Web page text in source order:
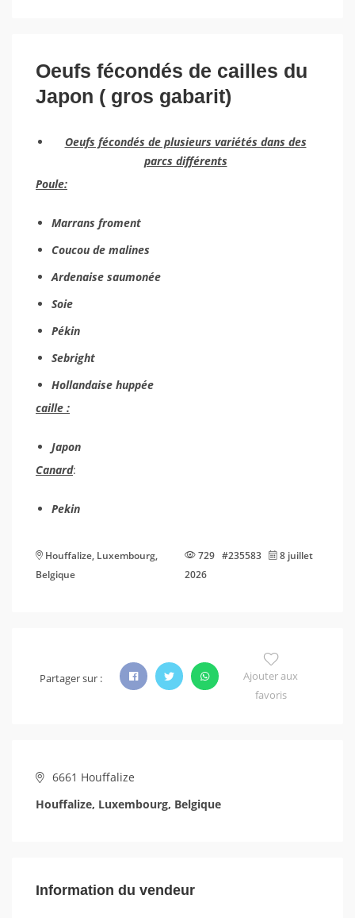
Oeufs fécondés de cailles du
Japon ( gros gabarit)
Oeufs fécondés de plusieurs variétés dans des
parcs différents
Poule:
Marrans froment
Coucou de malines
Ardenaise saumonée
Soie
Pékin
Sebright
Hollandaise huppée
caille :
Japon
Canard:
Pekin
Houffalize, Luxembourg,
Belgique
729 #235583
8 juillet
2026
Partager sur :
Ajouter aux
favoris
6661 Houffalize
Houffalize, Luxembourg, Belgique
Information du vendeur